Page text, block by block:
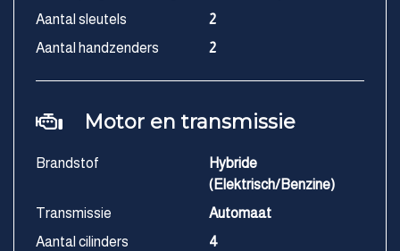
Aantal sleutels
2
Aantal handzenders
2
Motor en transmissie
Brandstof
Hybride
(Elektrisch/Benzine)
Transmissie
Automaat
Aantal cilinders
4